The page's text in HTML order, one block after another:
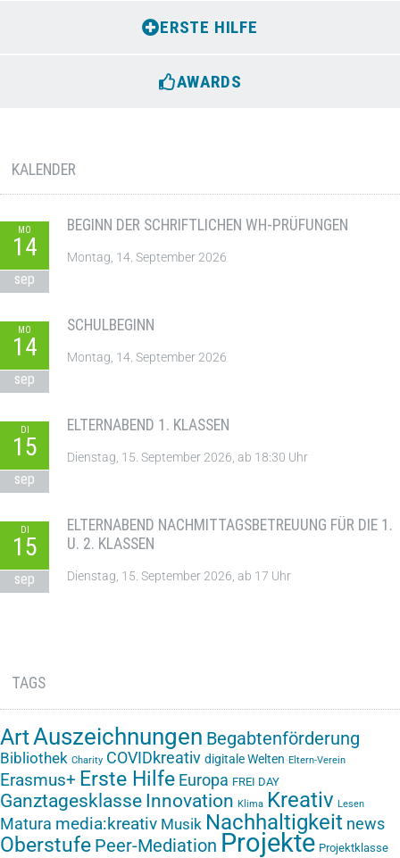
ERSTE HILFE
AWARDS
KALENDER
MO
14
sep
BEGINN DER SCHRIFTLICHEN WH-PRÜFUNGEN
Montag, 14. September 2026
MO
14
sep
SCHULBEGINN
Montag, 14. September 2026
DI
15
sep
ELTERNABEND 1. KLASSEN
Dienstag, 15. September 2026, ab 18:30 Uhr
DI
15
sep
ELTERNABEND NACHMITTAGSBETREUUNG FÜR DIE 1.
U. 2. KLASSEN
Dienstag, 15. September 2026, ab 17 Uhr
TAGS
ArtAuszeichnungen Begabtenförderung
Bibliothek Charity COVIDkreativ digitale Welten Eltern-Verein
Erasmus+ Erste Hilfe Europa FREI DAY
Ganztagesklasse Innovation Klima Kreativ Lesen
Matura media:kreativ Musik Nachhaltigkeit news
Oberstufe Peer-Mediation Projekte Projektklasse